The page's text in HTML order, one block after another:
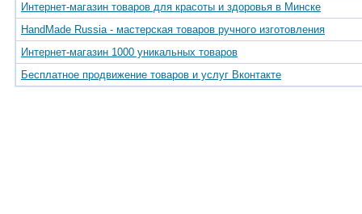
Интернет-магазин товаров для красоты и здоровья в Минске
HandMade Russia - мастерская товаров ручного изготовления
Интернет-магазин 1000 уникальных товаров
Бесплатное продвижение товаров и услуг Вконтакте